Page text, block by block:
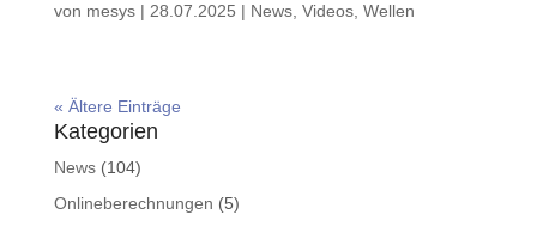
von mesys| 28.07.2025 | News, Videos, Wellen
« Ältere Einträge
Kategorien
News(104)
Onlineberechnungen (5)